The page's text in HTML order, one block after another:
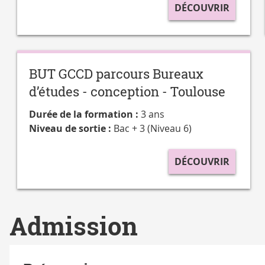
DÉCOUVRIR
BUT GCCD parcours Bureaux
d’études - conception - Toulouse
Durée de la formation :3 ans
Niveau de sortie : Bac + 3 (Niveau 6)
DÉCOUVRIR
Admission